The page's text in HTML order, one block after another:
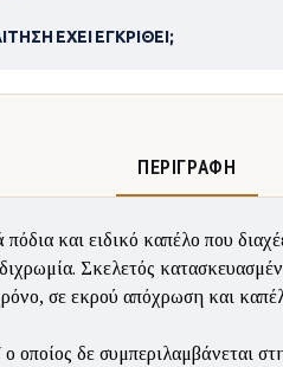
ΈΧΕΙ ΕΓΚΡΙΘΕΊ;
ΠΕΡΙΓΡΑΦΉ
και ειδικό καπέλο που
Σκελετός
σε εκρού απόχρωση και
οποίος δε συμπεριλαμβάνεται